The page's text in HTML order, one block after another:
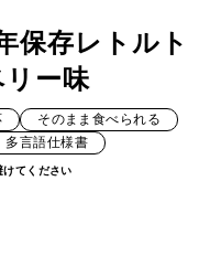
存レトルト
ー味
そのまま食べられる
多言語仕様書
てください